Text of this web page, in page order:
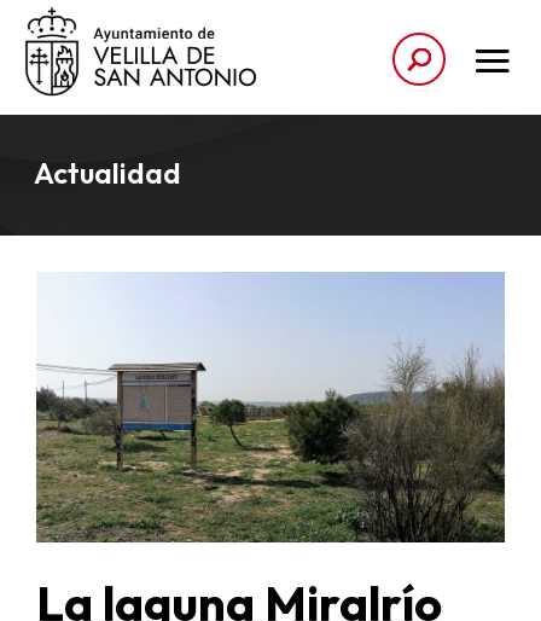
Actualidad
La laguna Miralrío